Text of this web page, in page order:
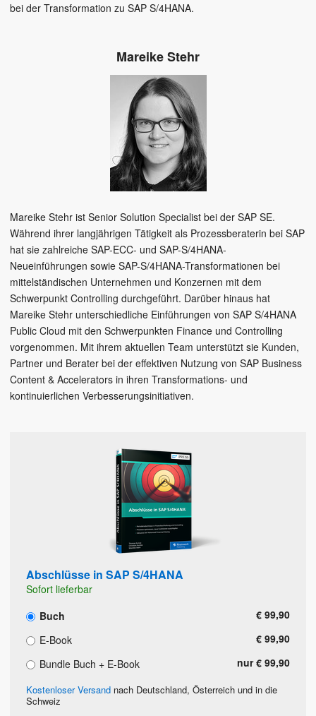
bei der Transformation zu SAP S/4HANA.
Mareike Stehr
Mareike Stehr ist Senior Solution Specialist bei der SAP SE.
Während ihrer langjährigen Tätigkeit als Prozessberaterin bei SAP
hat sie zahlreiche SAP-ECC- und SAP-S/4HANA-
Neueinführungen sowie SAP-S/4HANA-Transformationen bei
mittelständischen Unternehmen und Konzernen mit dem
Schwerpunkt Controlling durchgeführt. Darüber hinaus hat
Mareike Stehr unterschiedliche Einführungen von SAP S/4HANA
Public Cloud mit den Schwerpunkten Finance und Controlling
vorgenommen. Mit ihrem aktuellen Team unterstützt sie Kunden,
Partner und Berater bei der effektiven Nutzung von SAP Business
Content & Accelerators in ihren Transformations- und
kontinuierlichen Verbesserungsinitiativen.
Abschlüsse in SAP S/4HANA
Sofort lieferbar
Buch
€ 99,90
E-Book
€ 99,90
Bundle Buch + E-Book
nur € 99,90
Kostenloser Versand nach Deutschland, Österreich und in die
Schweiz